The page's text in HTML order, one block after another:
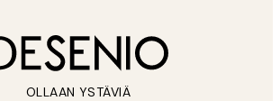
OLLAAN YSTÄVIÄ